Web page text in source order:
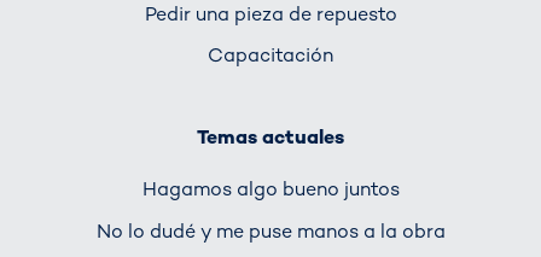
Pedir una pieza de repuesto
Capacitación
Temas actuales
Hagamos algo bueno juntos
No lo dudé y me puse manos a la obra